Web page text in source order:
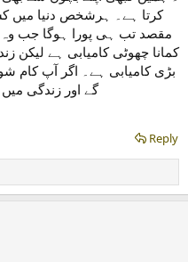
کرتا ہے۔ ہرشخص دنیا میں
مقصد تب ہی پورا ہوگا جب وہ
کمانا چھوٹی کامیابی ہے لیکن
بڑی کامیابی ہے۔ اگر آپ
گے اور زندگی
Reply